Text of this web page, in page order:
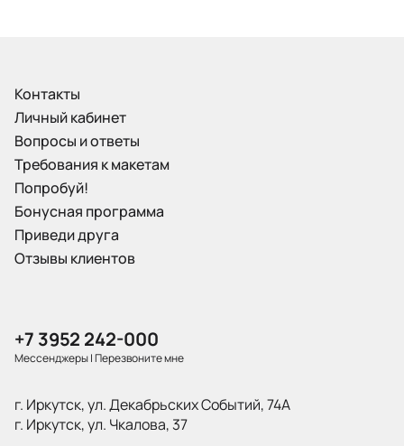
Контакты
Личный кабинет
Вопросы и ответы
Требования к макетам
Попробуй!
Бонусная программа
Приведи друга
Отзывы клиентов
+7 3952 242-000
Мессенджеры|Перезвоните мне
г. Иркутск, ул. Декабрьских Событий, 74А
г. Иркутск, ул. Чкалова, 37